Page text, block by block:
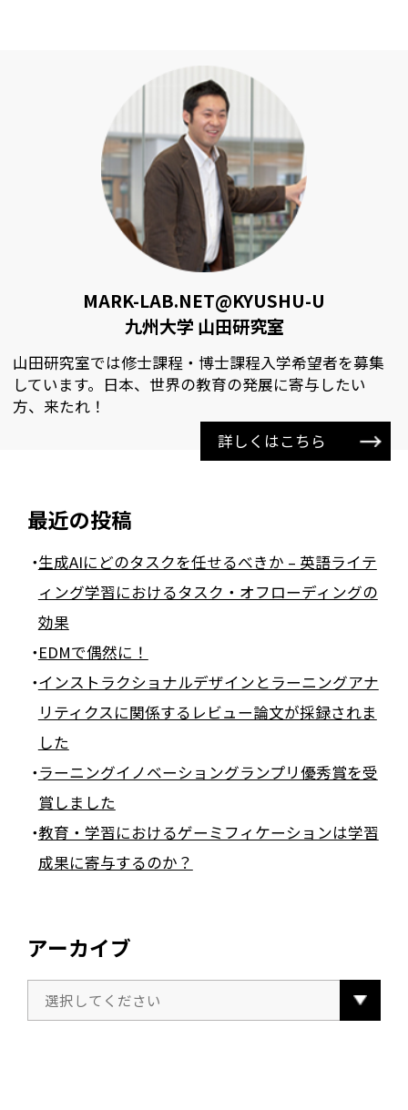
MARK-LAB.NET@KYUSHU-U
九州大学 山田研究室
山田研究室では修士課程・博士課程入学希望者を募集
しています。日本、世界の教育の発展に寄与したい
方、来たれ！
詳しくはこちら
最近の投稿
生成AIにどのタスクを任せるべきか – 英語ライテ
ィング学習におけるタスク・オフローディングの
効果
EDMで偶然に！
インストラクショナルデザインとラーニングアナ
リティクスに関係するレビュー論文が採録されま
した
ラーニングイノベーショングランプリ優秀賞を受
賞しました
教育・学習におけるゲーミフィケーションは学習
成果に寄与するのか？
アーカイブ